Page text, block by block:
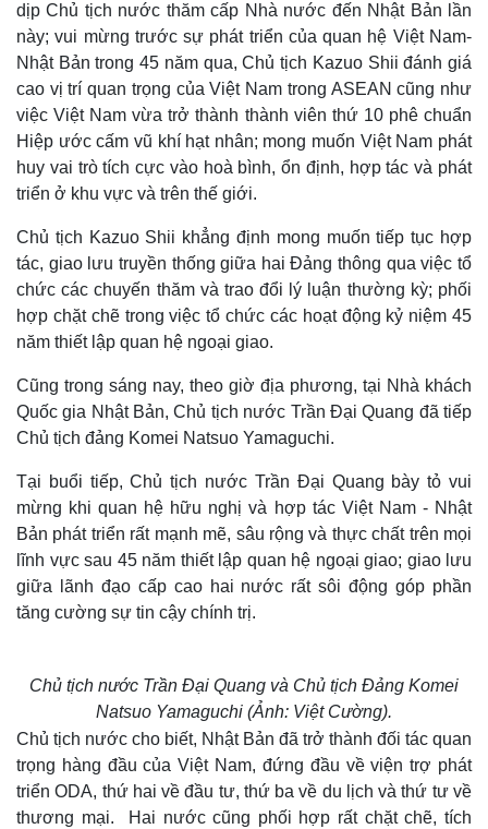
Thế giới
Quan sát
Cuộc sống đó đây
Hồ sơ
Multimedia
Video
Ảnh
E-Magazine
Infographic
dịp Chủ tịch nước thăm cấp Nhà nước đến Nhật Bản lần
này; vui mừng trước sự phát triển của quan hệ Việt Nam-
Nhật Bản trong 45 năm qua, Chủ tịch Kazuo Shii đánh giá
cao vị trí quan trọng của Việt Nam trong ASEAN cũng như
việc Việt Nam vừa trở thành thành viên thứ 10 phê chuẩn
Hiệp ước cấm vũ khí hạt nhân; mong muốn Việt Nam phát
huy vai trò tích cực vào hoà bình, ổn định, hợp tác và phát
triển ở khu vực và trên thế giới.
Chủ tịch Kazuo Shii khẳng định mong muốn tiếp tục hợp
tác, giao lưu truyền thống giữa hai Đảng thông qua việc tổ
chức các chuyến thăm và trao đổi lý luận thường kỳ; phối
hợp chặt chẽ trong việc tổ chức các hoạt động kỷ niệm 45
năm thiết lập quan hệ ngoại giao.
Cũng trong sáng nay, theo giờ địa phương, tại Nhà khách
Quốc gia Nhật Bản, Chủ tịch nước Trần Đại Quang đã tiếp
Chủ tịch đảng Komei Natsuo Yamaguchi.
Tại buổi tiếp, Chủ tịch nước Trần Đại Quang bày tỏ vui
mừng khi quan hệ hữu nghị và hợp tác Việt Nam - Nhật
Bản phát triển rất mạnh mẽ, sâu rộng và thực chất trên mọi
lĩnh vực sau 45 năm thiết lập quan hệ ngoại giao; giao lưu
giữa lãnh đạo cấp cao hai nước rất sôi động góp phần
tăng cường sự tin cậy chính trị.
Chủ tịch nước Trần Đại Quang và Chủ tịch Đảng Komei
Natsuo Yamaguchi (Ảnh: Việt Cường).
Chủ tịch nước cho biết, Nhật Bản đã trở thành đối tác quan
trọng hàng đầu của Việt Nam, đứng đầu về viện trợ phát
triển ODA, thứ hai về đầu tư, thứ ba về du lịch và thứ tư về
thương mại. Hai nước cũng phối hợp rất chặt chẽ, tích